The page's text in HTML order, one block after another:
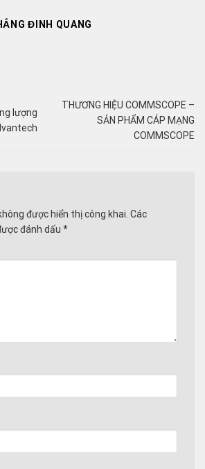
ĐINH QUANG
lượng
THƯƠNG HIỆU COMMSCOPE –
SẢN PHẨM CÁP MẠNG
COMMSCOPE
được hiển thị công khai. Các
đánh dấu *